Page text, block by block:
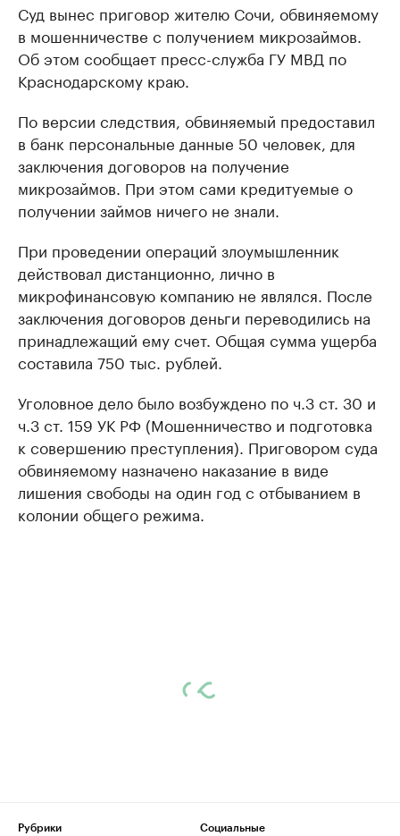
Суд вынес приговор жителю Сочи, обвиняемому
в мошенничестве с получением микрозаймов.
Об этом сообщает пресс-служба ГУ МВД по
Краснодарскому краю.
По версии следствия, обвиняемый предоставил
в банк персональные данные 50 человек, для
заключения договоров на получение
микрозаймов. При этом сами кредитуемые о
получении займов ничего не знали.
При проведении операций злоумышленник
действовал дистанционно, лично в
микрофинансовую компанию не являлся. После
заключения договоров деньги переводились на
принадлежащий ему счет. Общая сумма ущерба
составила 750 тыс. рублей.
Уголовное дело было возбуждено по ч.3 ст. 30 и
ч.3 ст. 159 УК РФ (Мошенничество и подготовка
к совершению преступления). Приговором суда
обвиняемому назначено наказание в виде
лишения свободы на один год с отбыванием в
колонии общего режима.
Рубрики
Социальные